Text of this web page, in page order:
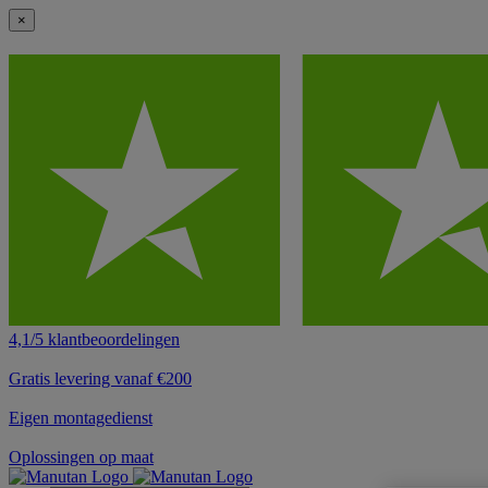
×
4,1/5 klantbeoordelingen
Gratis levering vanaf €200
Eigen montagedienst
Oplossingen op maat